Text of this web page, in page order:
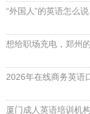
“外国人”的英语怎么
厦门成人英语培训机